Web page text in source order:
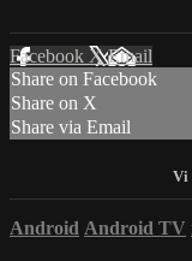
Facebook XEmail
Share on Facebook
Share on X
Share via Email
Android Android TV